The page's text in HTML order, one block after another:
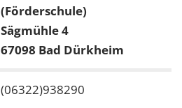
(Förderschule)
Sägmühle 4
67098 Bad Dürkheim
(06322)938290